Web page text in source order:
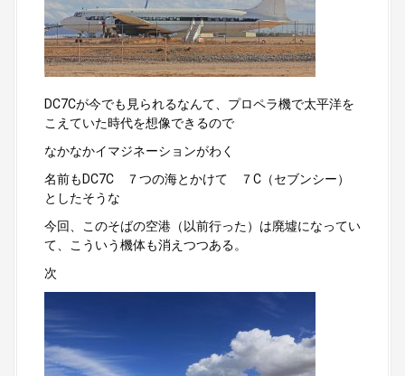
DC7Cが今でも見られるなんて、プロペラ機で太平洋を
こえていた時代を想像できるので
なかなかイマジネーションがわく
名前もDC7C ７つの海とかけて ７C（セブンシー）
としたそうな
今回、このそばの空港（以前行った）は廃墟になってい
て、こういう機体も消えつつある。
次